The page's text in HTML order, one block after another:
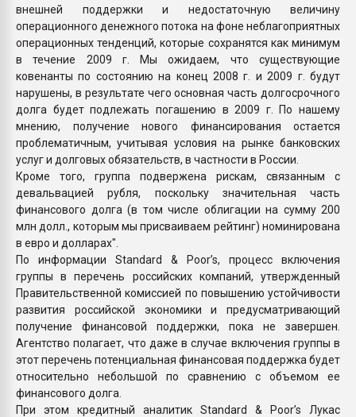
внешней поддержки и недостаточную величину
операционного денежного потока на фоне неблагоприятных
операционных тенденций, которые сохранятся как минимум
в течение 2009 г. Мы ожидаем, что существующие
ковенанты по состоянию на конец 2008 г. и 2009 г. будут
нарушены, в результате чего основная часть долгосрочного
долга будет подлежать погашению в 2009 г. По нашему
мнению, получение нового финансирования остается
проблематичным, учитывая условия на рынке банковских
услуг и долговых обязательств, в частности в России.
Кроме того, группа подвержена рискам, связанным с
девальвацией рубля, поскольку значительная часть
финансового долга (в том числе облигации на сумму 200
млн долл., которым мы присваиваем рейтинг) номинирована
в евро и долларах".
По информации Standard & Poor’s, процесс включения
группы в перечень российских компаний, утвержденный
Правительственной комиссией по повышению устойчивости
развития российской экономики и предусматривающий
получение финансовой поддержки, пока не завершен.
Агентство полагает, что даже в случае включения группы в
этот перечень потенциальная финансовая поддержка будет
относительно небольшой по сравнению с объемом ее
финансового долга.
При этом кредитный аналитик Standard & Poor’s Лукас